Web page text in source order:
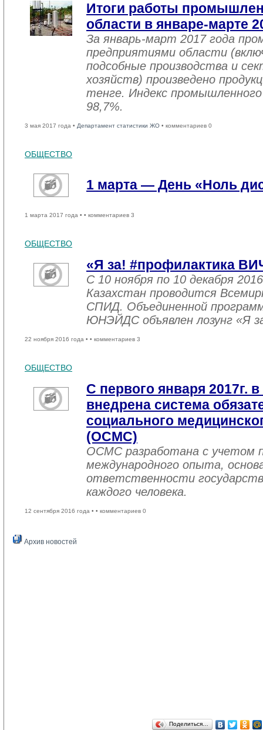
Итоги работы
области в январе-марте
За январь-март 2017 года
предприятиями области
подсобные производства и
хозяйств) произведено
тенге. Индекс
98,7%.
3 мая 2017 года • Департамент статистики ЖО • комментариев 0
ОБЩЕСТВО
1 марта — День «Ноль
1 марта 2017 года • • комментариев 3
ОБЩЕСТВО
«Я за! #профилактика
С 10 ноября по 10 декабря
Казахстан проводится
СПИД. Объединенной
ЮНЭЙДС объявлен лозунг «Я
22 ноября 2016 года • • комментариев 3
ОБЩЕСТВО
С первого января 2017г.
внедрена система
социального
(ОСМС)
ОСМС разработана с учетом
международного опыта,
ответственности
каждого человека.
12 сентября 2016 года • • комментариев 0
Архив новостей
Поделиться…